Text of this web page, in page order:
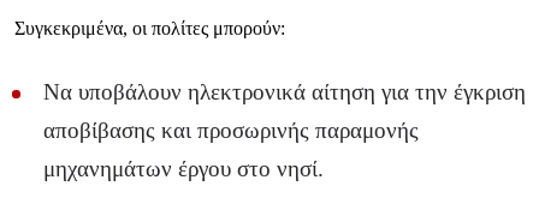
Συγκεκριμένα, οι πολίτες μπορούν:
Να υποβάλουν ηλεκτρονικά αίτηση για την έγκριση
αποβίβασης και προσωρινής παραμονής
μηχανημάτων έργου στο νησί.